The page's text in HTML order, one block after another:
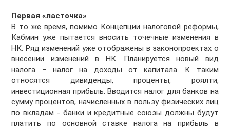
Первая «ласточка»
В то же время, помимо Концепции налоговой реформы,
Кабмин уже пытается вносить точечные изменения в
НК. Ряд изменений уже отображены в законопроектах о
внесении изменений в НК. Планируется новый вид
налога – налог на доходы от капитала. К таким
относятся дивиденды, проценты, роялти,
инвестиционная прибыль. Вводится налог для банков на
сумму процентов, начисленных в пользу физических лиц
по вкладам - банки и кредитные союзы должны будут
платить по основной ставке налога на прибыль в